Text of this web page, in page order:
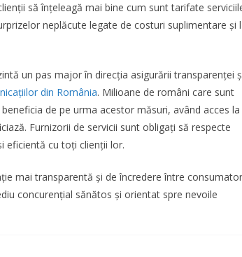
să înțeleagă mai bine cum sunt tarifate
neplăcute legate de costuri suplimentare și
un pas major în direcția asigurării transparenței
din România. Milioane de români care sunt
de pe urma acestor măsuri, având acces la
Furnizorii de servicii sunt obligați să respecte
eficientă cu toți clienții lor.
mai transparentă și de încredere între
concurențial sănătos și orientat spre nevoile